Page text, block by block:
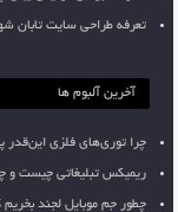
تعرفه طراحی سایت تابان
آخرین آلبوم ها
چرا توری‌های فلزی این‌قدر
ریمیکس تبلیغاتی چیست و
چطور جم موبایل لجند